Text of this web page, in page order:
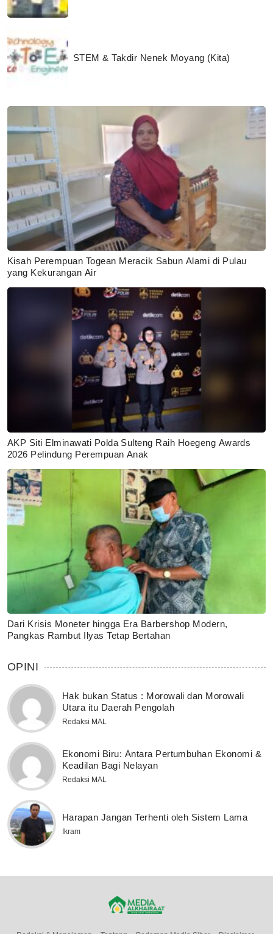
STEM & Takdir Nenek Moyang (Kita)
Kisah Perempuan Togean Meracik Sabun Alami di Pulau
yang Kekurangan Air
AKP Siti Elminawati Polda Sulteng Raih Hoegeng Awards
2026 Pelindung Perempuan Anak
Dari Krisis Moneter hingga Era Barbershop Modern,
Pangkas Rambut Ilyas Tetap Bertahan
OPINI
Hak bukan Status : Morowali dan Morowali
Utara itu Daerah Pengolah
Redaksi MAL
Ekonomi Biru: Antara Pertumbuhan Ekonomi &
Keadilan Bagi Nelayan
Redaksi MAL
Harapan Jangan Terhenti oleh Sistem Lama
Ikram